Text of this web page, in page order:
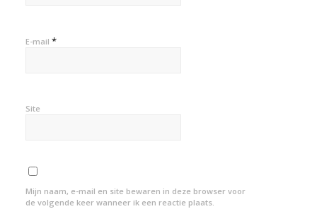
E-mail *
Site
Mijn naam, e-mail en site bewaren in deze browser voor
de volgende keer wanneer ik een reactie plaats.